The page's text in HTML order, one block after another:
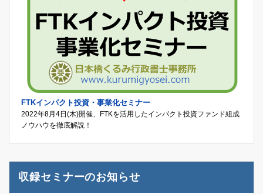
FTKインパクト投資・事業化セミナー
2022年8月4日(木)開催、FTKを活用したインパクト投資ファンド組成
ノウハウを徹底解説！
収録セミナーのお知らせ